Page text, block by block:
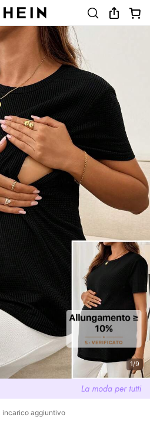
1/9
incarico aggiuntivo